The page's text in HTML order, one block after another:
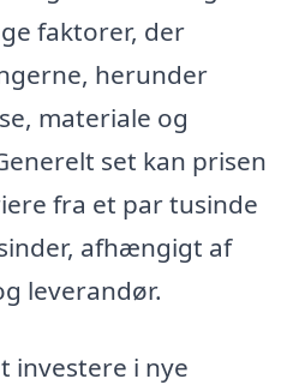
faktorer, der
herunder
materiale og
set kan prisen
fra et par tusinde
afhængigt af
leverandør.
investere i nye